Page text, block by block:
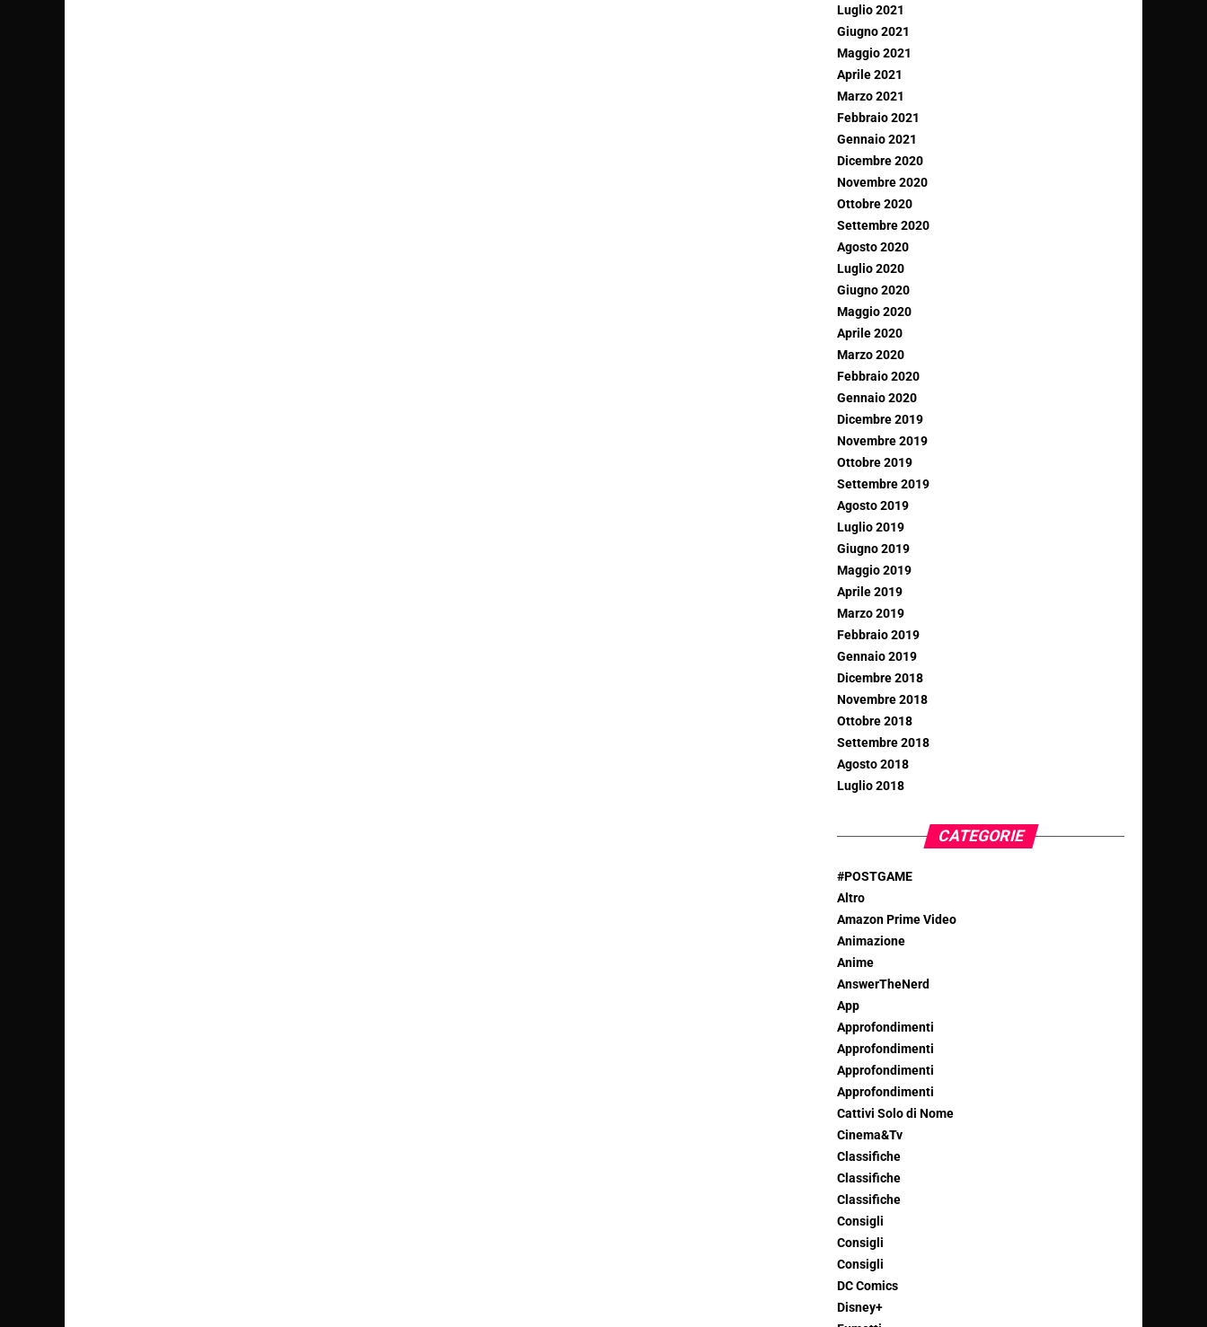
Luglio 2021
Giugno 2021
Maggio 2021
Aprile 2021
Marzo 2021
Febbraio 2021
Gennaio 2021
Dicembre 2020
Novembre 2020
Ottobre 2020
Settembre 2020
Agosto 2020
Luglio 2020
Giugno 2020
Maggio 2020
Aprile 2020
Marzo 2020
Febbraio 2020
Gennaio 2020
Dicembre 2019
Novembre 2019
Ottobre 2019
Settembre 2019
Agosto 2019
Luglio 2019
Giugno 2019
Maggio 2019
Aprile 2019
Marzo 2019
Febbraio 2019
Gennaio 2019
Dicembre 2018
Novembre 2018
Ottobre 2018
Settembre 2018
Agosto 2018
Luglio 2018
CATEGORIE
#POSTGAME
Altro
Amazon Prime Video
Animazione
Anime
AnswerTheNerd
App
Approfondimenti
Approfondimenti
Approfondimenti
Approfondimenti
Cattivi Solo di Nome
Cinema&Tv
Classifiche
Classifiche
Classifiche
Consigli
Consigli
Consigli
DC Comics
Disney+